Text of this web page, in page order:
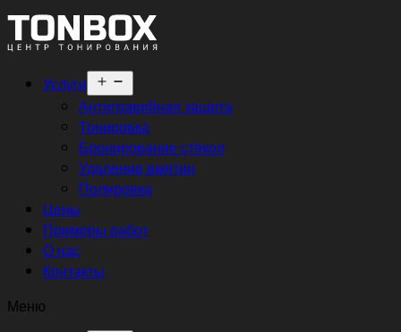
Услуги
меню
Антигравийная защита
Тонировка
Бронирование стёкол
Удаление вмятин
Полировка
Цены
Примеры работ
О нас
Контакты
Меню